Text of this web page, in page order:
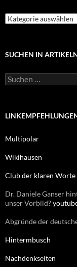
K
g
r
SUCHEN IN
S
u
e
a
h
Multipolar
Wikihausen
Club der klaren Worte
Dr. Daniele Ganser
unser Vorbild?
Abgründe der
Hintermbusch
Nachdenkseiten